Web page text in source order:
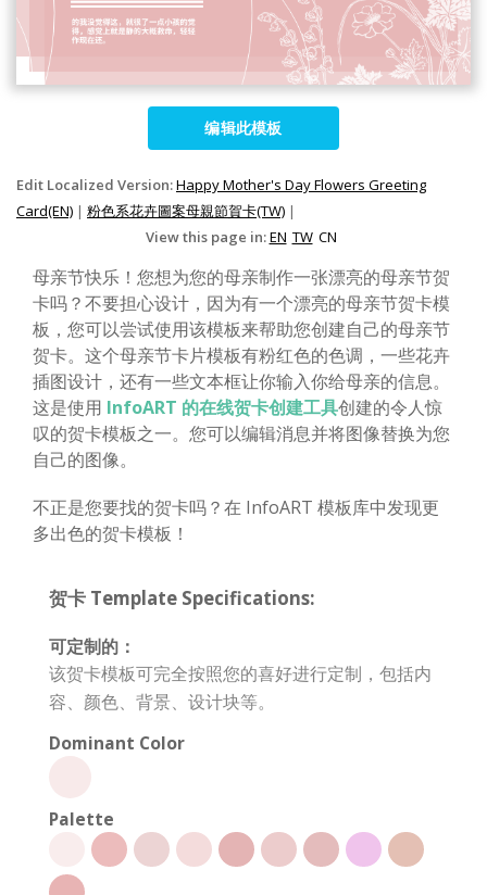
编辑此模板
Edit Localized Version:Happy Mother's Day Flowers Greeting
Card(EN) | 粉色系花卉圖案母親節賀卡(TW) |
View this page in:EN TW CN
母亲节快乐！您想为您的母亲制作一张漂亮的母亲节贺
卡吗？不要担心设计，因为有一个漂亮的母亲节贺卡模
板，您可以尝试使用该模板来帮助您创建自己的母亲节
贺卡。这个母亲节卡片模板有粉红色的色调，一些花卉
插图设计，还有一些文本框让你输入你给母亲的信息。
这是使用 InfoART 的在线贺卡创建工具创建的令人惊
叹的贺卡模板之一。您可以编辑消息并将图像替换为您
自己的图像。
不正是您要找的贺卡吗？在 InfoART 模板库中发现更
多出色的贺卡模板！
贺卡 Template Specifications:
可定制的：
该贺卡模板可完全按照您的喜好进行定制，包括内
容、颜色、背景、设计块等。
Dominant Color
Palette